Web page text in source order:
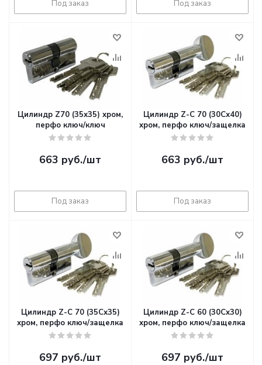
Под заказ Под заказ
Цилиндр Z70 (35х35) хром,
перфо ключ/ключ
663 руб./шт
Под заказ
Цилиндр Z-С 70 (30Сх40)
хром, перфо ключ/защелка
663 руб./шт
Под заказ
Цилиндр Z-С 70 (35Сх35)
хром, перфо ключ/защелка
697 руб./шт
Цилиндр Z-С 60 (30Cx30)
хром, перфо ключ/защелка
697 руб./шт